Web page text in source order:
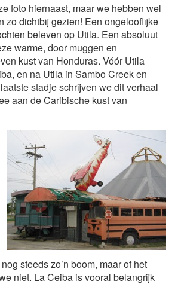
foto hiernaast, maar we hebben wel
zo dichtbij gezien! Een ongelooflijke
beleven op Utila. Een absoluut
warme, door muggen en
kust van Honduras. Vóór Utila
en na Utila in Sambo Creek en
stadje schrijven we dit verhaal
aan de Caribische kust van
steeds zo’n boom, maar of het
niet. La Ceiba is vooral belangrijk